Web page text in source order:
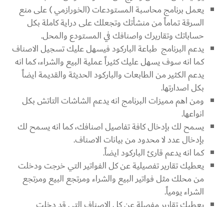
يعمل برنامج محاسبة المستودعات (الخورازمي ) على منع
السرقة تماماً من منشأتك وتجعلك على دراية كاملة بكل
حساباتك وتقاريرك واصنافك في المستودع والمحل.
يدعم البرنامج طباعة الباركود فيسهل عليك تسجيل الاصناف
كما انه سوف يسهل عليك كثيراً عملية البيع والشراء، كما انه
يدعم الكثير من الطابعات والباركود الحديثة والقديمة ايضاً
بكل اصدارتها.
ومن اهم مميزات البرنامج انه يدعم الشاشات التاتش بكل
انواعها.
يسمح لك بإدخال كافة تفاصيل اصنافك، كما انه يسمح لك
بإدخال عدد لا محدود من بيانات الاصناف.
كما انه يدعم قارئ الباركود ايضاً.
يعطيك تقارير تفصيلية عن كل الفواتير التي خرجت ودخلت
من محلك مثل فواتير البيع والشراء ومرتجع البيع ومرتجع
الشراء يومياً.